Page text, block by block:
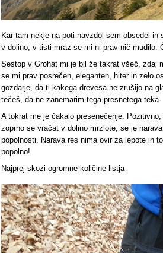
Kar tam nekje na poti navzdol sem obsedel
v dolino, v tisti mraz se mi ni prav nič mudilo.
Sestop v Grohat mi je bil že takrat všeč, zdaj
se mi prav posrečen, eleganten, hiter in zelo
gozdarje, da ti kakega drevesa ne zrušijo na
tečeš, da ne zanemarim tega presnetega teka.
A tokrat me je čakalo presenečenje.
zoprno se vračat v dolino mrzlote, se je
popolnosti. Narava res nima ovir za lepote in
popolno!
Najprej skozi ogromne količine listja